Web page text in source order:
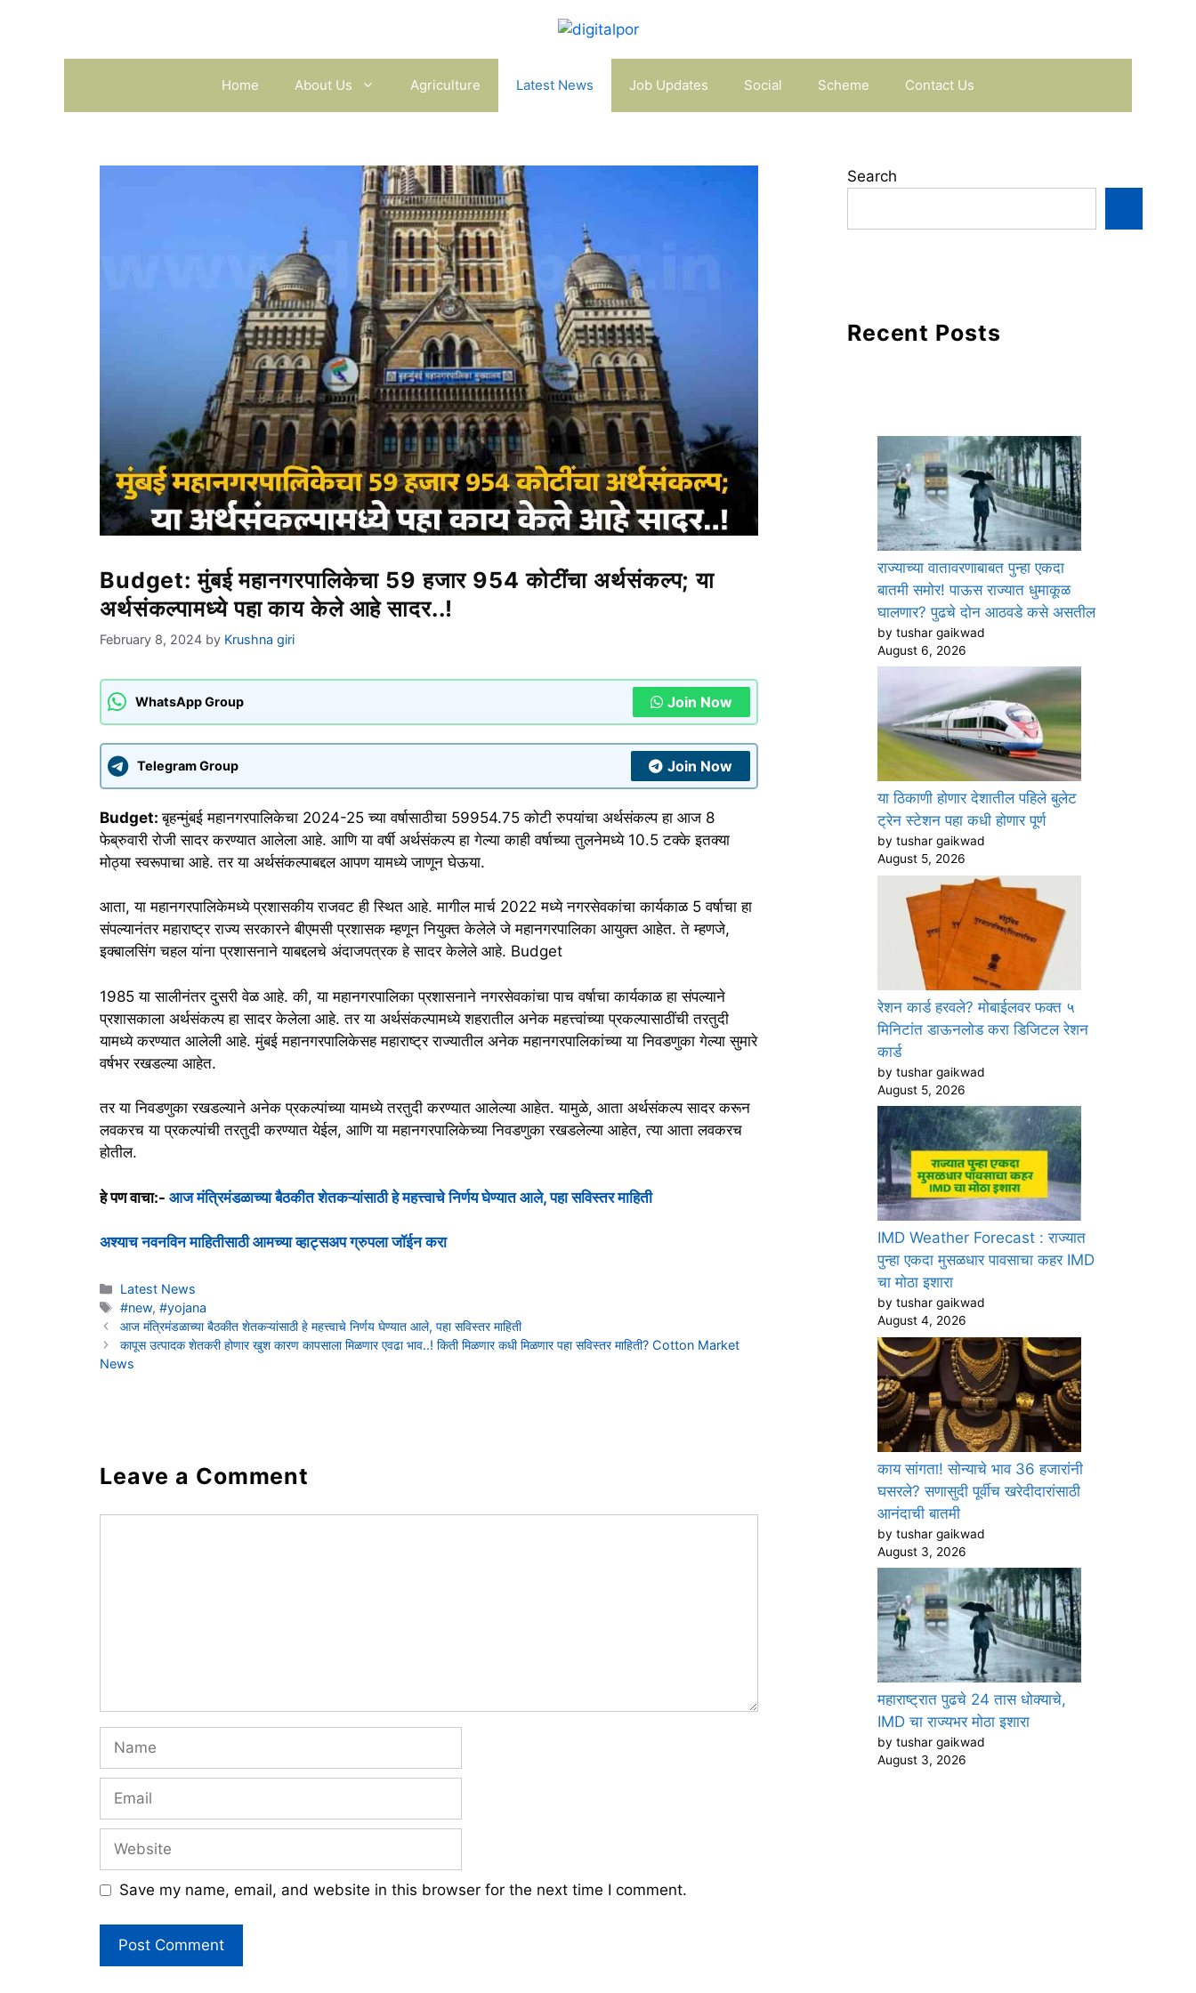
Home About Us Agriculture Latest News Job Updates Social Scheme Contact Us
Budget: मुंबई महानगरपालिकेचा 59 हजार 954 कोटींचा अर्थसंकल्प; या
अर्थसंकल्पामध्ये पहा काय केले आहे सादर..!
February 8, 2024 by Krushna giri
WhatsApp Group Join Now
Telegram Group Join Now
Budget:बृहन्मुंबई महानगरपालिकेचा 2024-25 च्या वर्षासाठीचा 59954.75 कोटी रुपयांचा अर्थसंकल्प हा आज 8
फेब्रुवारी रोजी सादर करण्यात आलेला आहे. आणि या वर्षी अर्थसंकल्प हा गेल्या काही वर्षाच्या तुलनेमध्ये 10.5 टक्के इतक्या
मोठ्या स्वरूपाचा आहे. तर या अर्थसंकल्पाबद्दल आपण यामध्ये जाणून घेऊया.
आता, या महानगरपालिकेमध्ये प्रशासकीय राजवट ही स्थित आहे. मागील मार्च 2022 मध्ये नगरसेवकांचा कार्यकाळ 5 वर्षाचा हा
संपल्यानंतर महाराष्ट्र राज्य सरकारने बीएमसी प्रशासक म्हणून नियुक्त केलेले जे महानगरपालिका आयुक्त आहेत. ते म्हणजे,
इक्बालसिंग चहल यांना प्रशासनाने याबद्दलचे अंदाजपत्रक हे सादर केलेले आहे. Budget
1985 या सालीनंतर दुसरी वेळ आहे. की, या महानगरपालिका प्रशासनाने नगरसेवकांचा पाच वर्षाचा कार्यकाळ हा संपल्याने
प्रशासकाला अर्थसंकल्प हा सादर केलेला आहे. तर या अर्थसंकल्पामध्ये शहरातील अनेक महत्त्वांच्या प्रकल्पासाठींची तरतुदी
यामध्ये करण्यात आलेली आहे. मुंबई महानगरपालिकेसह महाराष्ट्र राज्यातील अनेक महानगरपालिकांच्या या निवडणुका गेल्या सुमारे
वर्षभर रखडल्या आहेत.
तर या निवडणुका रखडल्याने अनेक प्रकल्पांच्या यामध्ये तरतुदी करण्यात आलेल्या आहेत. यामुळे, आता अर्थसंकल्प सादर करून
लवकरच या प्रकल्पांची तरतुदी करण्यात येईल, आणि या महानगरपालिकेच्या निवडणुका रखडलेल्या आहेत, त्या आता लवकरच
होतील.
हे पण वाचा:- आज मंत्रिमंडळाच्या बैठकीत शेतकऱ्यांसाठी हे महत्त्वाचे निर्णय घेण्यात आले, पहा सविस्तर माहिती
अश्याच नवनविन माहितीसाठी आमच्या व्हाट्सअप ग्रुपला जॉईन करा
Categories
Latest News
Tags
#new,#yojana
आज मंत्रिमंडळाच्या बैठकीत शेतकऱ्यांसाठी हे महत्त्वाचे निर्णय घेण्यात आले, पहा सविस्तर माहिती
कापूस उत्पादक शेतकरी होणार खुश कारण कापसाला मिळणार एवढा भाव..! किती मिळणार कधी मिळणार पहा सविस्तर माहिती? Cotton Market
News
Leave a Comment
Name
Email
Website
Save my name, email, and website in this browser for the next time I comment.
Search
Recent Posts
राज्याच्या वातावरणाबाबत पुन्हा एकदा
बातमी समोर! पाऊस राज्यात धुमाकूळ
घालणार? पुढचे दोन आठवडे कसे असतील
by tushar gaikwad
August 6, 2026
या ठिकाणी होणार देशातील पहिले बुलेट
ट्रेन स्टेशन पहा कधी होणार पूर्ण
by tushar gaikwad
August 5, 2026
रेशन कार्ड हरवले? मोबाईलवर फक्त ५
मिनिटांत डाऊनलोड करा डिजिटल रेशन
कार्ड
by tushar gaikwad
August 5, 2026
IMD Weather Forecast : राज्यात
पुन्हा एकदा मुसळधार पावसाचा कहर IMD
चा मोठा इशारा
by tushar gaikwad
August 4, 2026
काय सांगता! सोन्याचे भाव 36 हजारांनी
घसरले? सणासुदी पूर्वीच खरेदीदारांसाठी
आनंदाची बातमी
by tushar gaikwad
August 3, 2026
महाराष्ट्रात पुढचे 24 तास धोक्याचे,
IMD चा राज्यभर मोठा इशारा
by tushar gaikwad
August 3, 2026